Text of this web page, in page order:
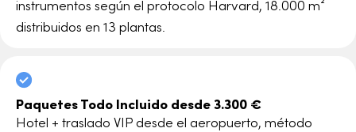
instrumentos según el protocolo Harvard, 18.000 m²
distribuidos en 13 plantas.
Paquetes Todo Incluido desde 3.300 €
Hotel + traslado VIP desde el aeropuerto, método